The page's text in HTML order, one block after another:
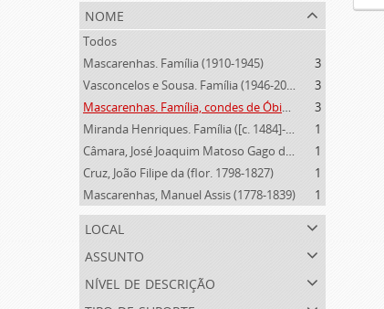
nome
Todos
Mascarenhas. Família (1910-1945)
3
Vasconcelos e Sousa. Família (1946-2006)
3
Mascarenhas. Família, condes de Óbidos, Palma e Sabugal (1669-1910)
3
Miranda Henriques. Família ([c. 1484]-[c.1745])
1
Câmara, José Joaquim Matoso Gago da (1775-1864)
1
Cruz, João Filipe da (flor. 1798-1827)
1
Mascarenhas, Manuel Assis (1778-1839)
1
local
assunto
nível de descrição